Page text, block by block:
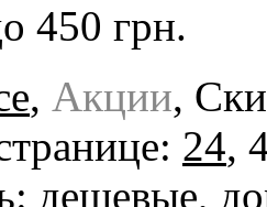
450 грн.
, Акции,
24,
дешевые,